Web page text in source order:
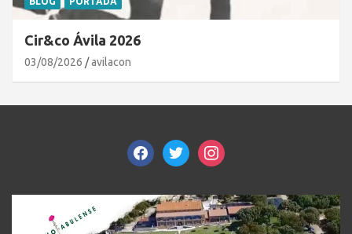
Cir&co Ávila 2026
03/08/2026 avilacon
facebooktwitterinstagram